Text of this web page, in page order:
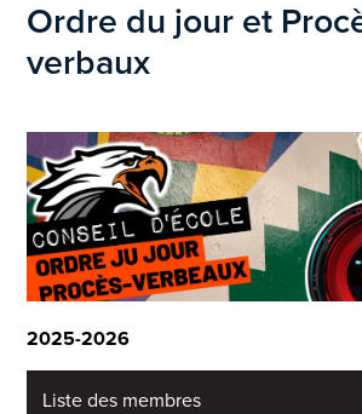
Parascolaire
Inscription
Nous Joindre
Ordre du jour et
verbaux
2025-2026
Liste des membres